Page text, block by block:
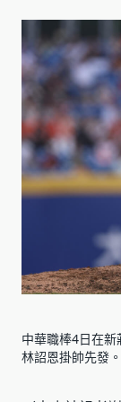
中華職棒4日在
林詔恩掛帥先發